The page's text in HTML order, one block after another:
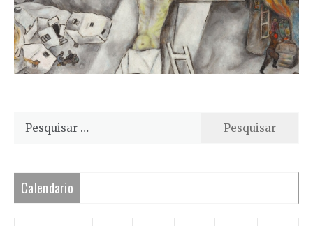
Pesquisar
Calendario